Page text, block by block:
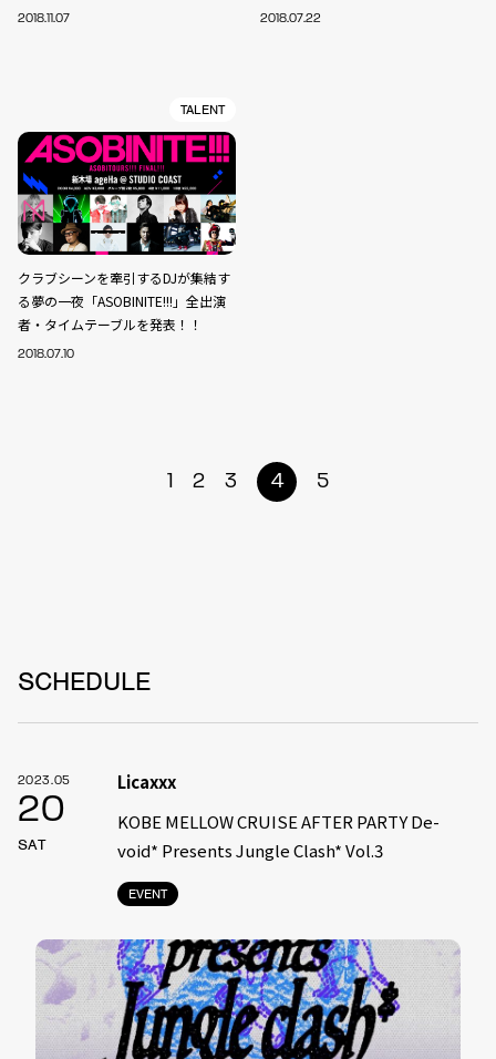
2018.11.07 2018.07.22
TALENT
クラブシーンを牽引するDJが集結す
る夢の一夜「ASOBINITE!!!」全出演
者・タイムテーブルを発表！！
2018.07.10
1 2 3 4 5
SCHEDULE
2023.05
20
SAT
EVENT
Licaxxx
KOBE MELLOW CRUISE AFTER PARTY De-
void* Presents Jungle Clash* Vol.3